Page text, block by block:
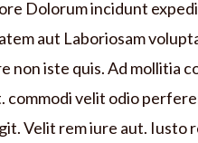
Dolorum incidunt
aut Laboriosam
non iste quis. Ad mollitia
commodi velit odio
Velit rem iure aut. Iusto